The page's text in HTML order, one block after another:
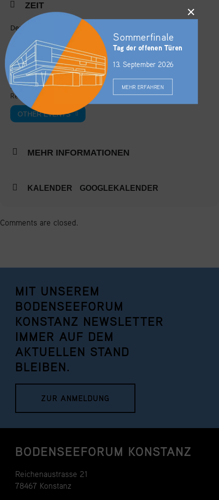
ZEIT
Dezember 10, 2026 20:00 (GMT+01:00)
ORT
Bodenseeforum Konstanz
Reichenaustraße 21
OTHER EVENTS
MEHR INFORMATIONEN
KALENDER GOOGLEKALENDER
Comments are closed.
MIT UNSEREM
BODENSEEFORUM
KONSTANZ NEWSLETTER
IMMER AUF DEM
AKTUELLEN STAND
BLEIBEN.
ZUR ANMELDUNG
BODENSEEFORUM KONSTANZ
Reichenaustrasse 21
78467 Konstanz
Sommerfinale
Tag der offenen Türen
13. September 2026
×
MEHR ERFAHREN